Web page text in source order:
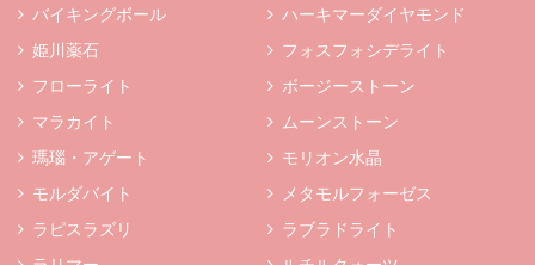
バイキングボール
ハーキマーダイヤモンド
姫川薬石
フォスフォシデライト
フローライト
ボージーストーン
マラカイト
ムーンストーン
瑪瑙・アゲート
モリオン水晶
モルダバイト
メタモルフォーゼス
ラピスラズリ
ラブラドライト